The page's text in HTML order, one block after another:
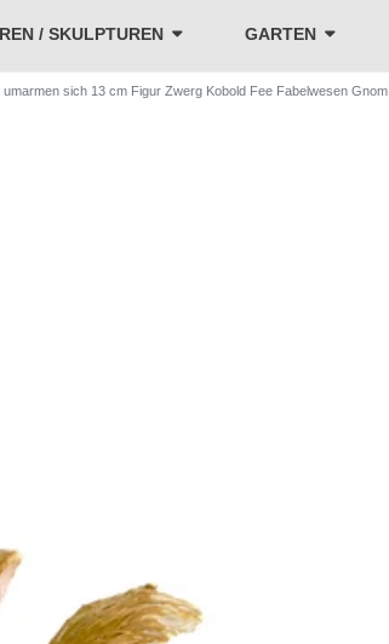
/ SKULPTUREN GARTEN
sich 13 cm Figur Zwerg Kobold Fee Fabelwesen Gnom